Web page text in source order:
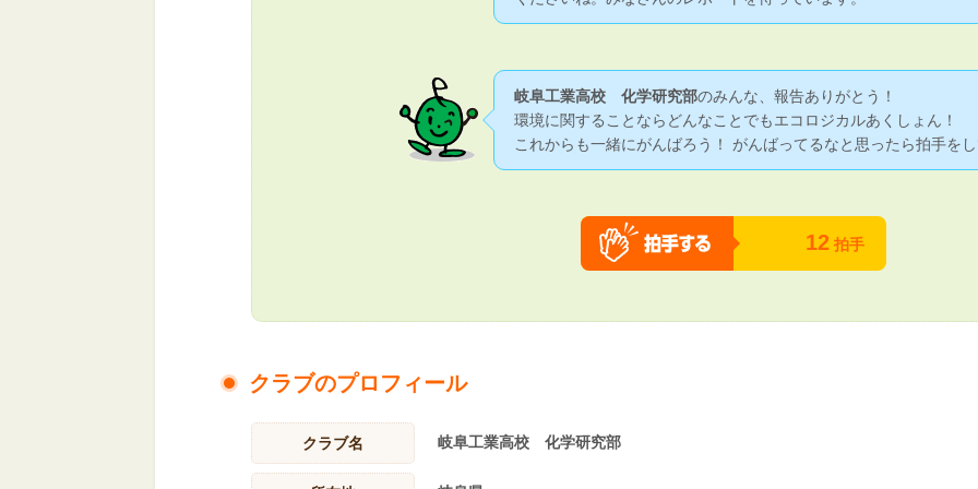
岐阜工業高校 化学研究部のみんな、報告ありがとう！
環境に関することならどんなことでもエコロジカルあくしょん！
これからも一緒にがんばろう！ がんばってるなと思ったら拍手を
12 拍手
クラブのプロフィール
クラブ名 岐阜工業高校 化学研究部